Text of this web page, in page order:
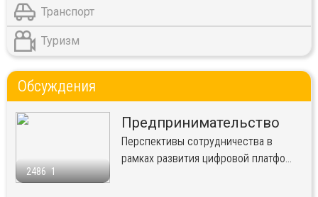
Транспорт
Туризм
Обсуждения
2486 1
Предпринимательство
Перспективы сотрудничества в
рамках развития цифровой платфо...